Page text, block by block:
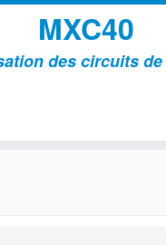
MXC40
des circuits